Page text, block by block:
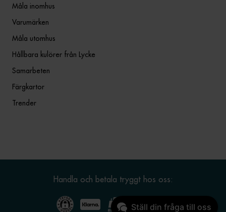
Måla inomhus
Varumärken
Måla utomhus
Hållbara kulörer från Lycke
Samarbeten
Färgkartor
Trender
Handla och betala tryggt hos oss:
Ställ din fråga till oss